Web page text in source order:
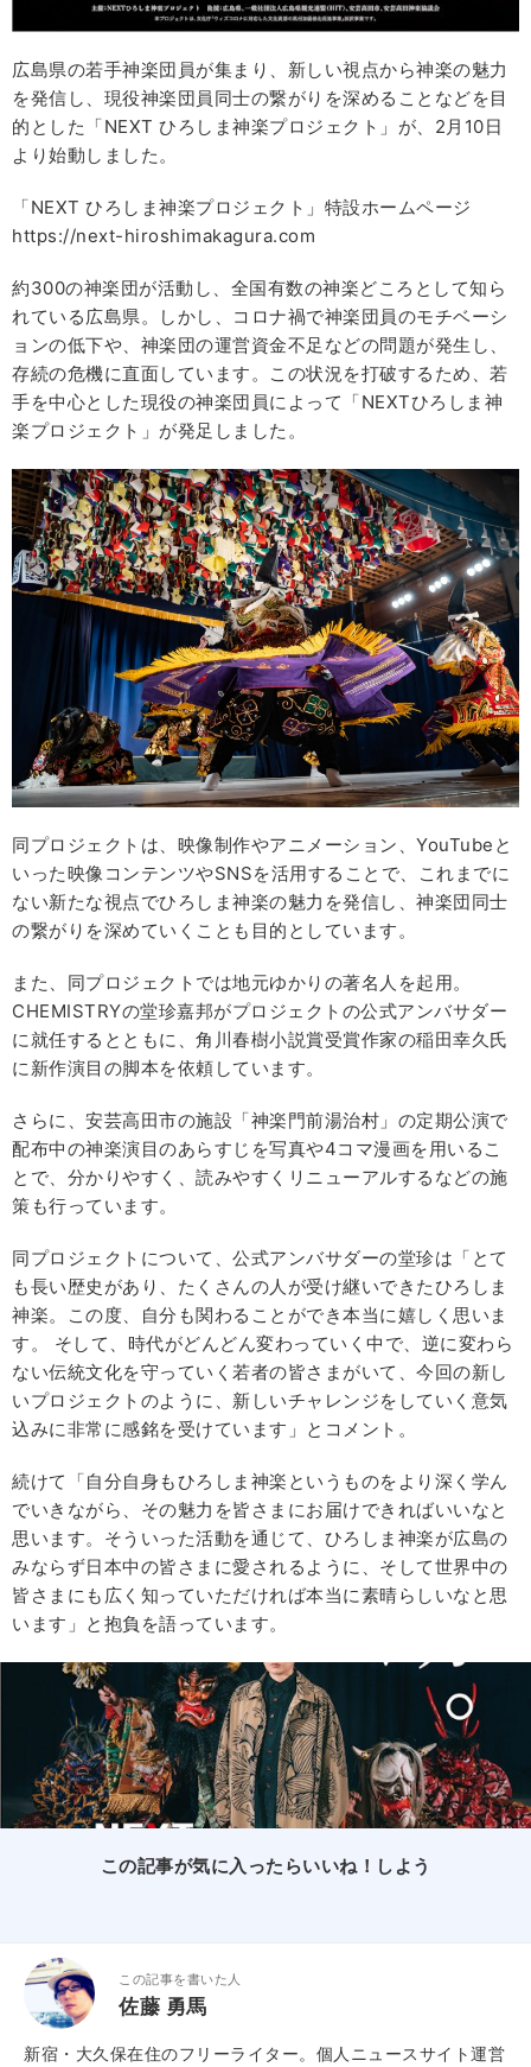
広島県の若手神楽団員が集まり、新しい視点から神楽の魅力
を発信し、現役神楽団員同士の繋がりを深めることなどを目
的とした「NEXT ひろしま神楽プロジェクト」が、2月10日
より始動しました。
「NEXT ひろしま神楽プロジェクト」特設ホームページ
https://next-hiroshimakagura.com
約300の神楽団が活動し、全国有数の神楽どころとして知ら
れている広島県。しかし、コロナ禍で神楽団員のモチベーシ
ョンの低下や、神楽団の運営資金不足などの問題が発生し、
存続の危機に直面しています。この状況を打破するため、若
手を中心とした現役の神楽団員によって「NEXTひろしま神
楽プロジェクト」が発足しました。
同プロジェクトは、映像制作やアニメーション、YouTubeと
いった映像コンテンツやSNSを活用することで、これまでに
ない新たな視点でひろしま神楽の魅力を発信し、神楽団同士
の繋がりを深めていくことも目的としています。
また、同プロジェクトでは地元ゆかりの著名人を起用。
CHEMISTRYの堂珍嘉邦がプロジェクトの公式アンバサダー
に就任するとともに、角川春樹小説賞受賞作家の稲田幸久氏
に新作演目の脚本を依頼しています。
さらに、安芸高田市の施設「神楽門前湯治村」の定期公演で
配布中の神楽演目のあらすじを写真や4コマ漫画を用いるこ
とで、分かりやすく、読みやすくリニューアルするなどの施
策も行っています。
同プロジェクトについて、公式アンバサダーの堂珍は「とて
も長い歴史があり、たくさんの人が受け継いできたひろしま
神楽。この度、自分も関わることができ本当に嬉しく思いま
す。 そして、時代がどんどん変わっていく中で、逆に変わら
ない伝統文化を守っていく若者の皆さまがいて、今回の新し
いプロジェクトのように、新しいチャレンジをしていく意気
込みに非常に感銘を受けています」とコメント。
続けて「自分自身もひろしま神楽というものをより深く学ん
でいきながら、その魅力を皆さまにお届けできればいいなと
思います。そういった活動を通じて、ひろしま神楽が広島の
みならず日本中の皆さまに愛されるように、そして世界中の
皆さまにも広く知っていただければ本当に素晴らしいなと思
います」と抱負を語っています。
この記事が気に入ったらいいね！しよう
この記事を書いた人
佐藤 勇馬
新宿・大久保在住のフリーライター。個人ニュースサイト運営